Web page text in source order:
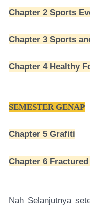
Chapter 2 Sports
Chapter 3 Sports
Chapter 4 Healthy
SEMESTER GENAP
Chapter 5 Grafiti
Chapter 6
Nah Selanjutnya